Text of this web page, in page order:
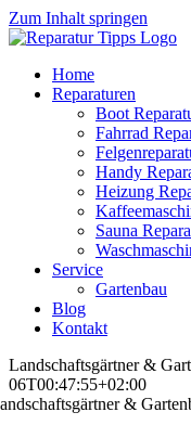
Zum Inhalt springen
Home
Reparaturen
Boot
Fahrrad
Handy
Heizung
Sauna
Service
Gartenbau
Blog
Kontakt
Landschaftsgärtner &
06T00:47:55+02:00
&